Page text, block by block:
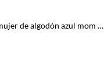
Jean para mujer de algodón azul mom fit con pretina